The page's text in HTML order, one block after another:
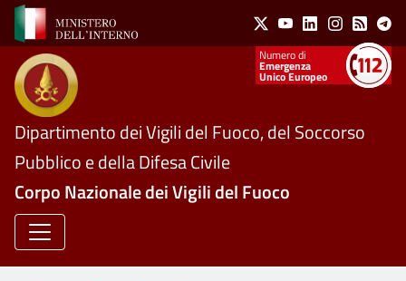
Salta al contenuto principale Social Menu
X YoutubeLinkedinInstagram
Feed
Numeri utili
Emergenza
Unico Europeo
Dipartimento dei Vigili del Fuoco, del Soccorso
Pubblico e della Difesa Civile
Corpo Nazionale dei Vigili del Fuoco